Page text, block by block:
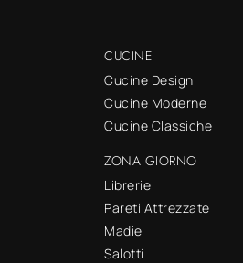
CUCINE
Cucine Design
Cucine Moderne
Cucine Classiche
ZONA GIORNO
Librerie
Pareti Attrezzate
Madie
Salotti